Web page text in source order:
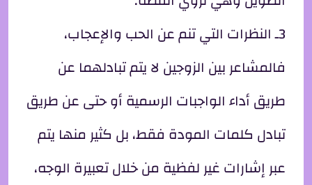
3ـ النظرات التي تنم عن الحب والإعجاب،
فالمشاعر بين الزوجين لا يتم تبادلهما عن
طريق أداء الواجبات الرسمية أو حتى عن طريق
تبادل كلمات المودة فقط، بل كثير منها يتم
عبر إشارات غير لفظية من خلال تعبيرة الوجه،